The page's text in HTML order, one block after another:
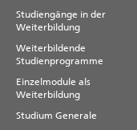
Studiengänge in der
Weiterbildung
Weiterbildende
Studienprogramme
Einzelmodule als
Weiterbildung
Studium Generale